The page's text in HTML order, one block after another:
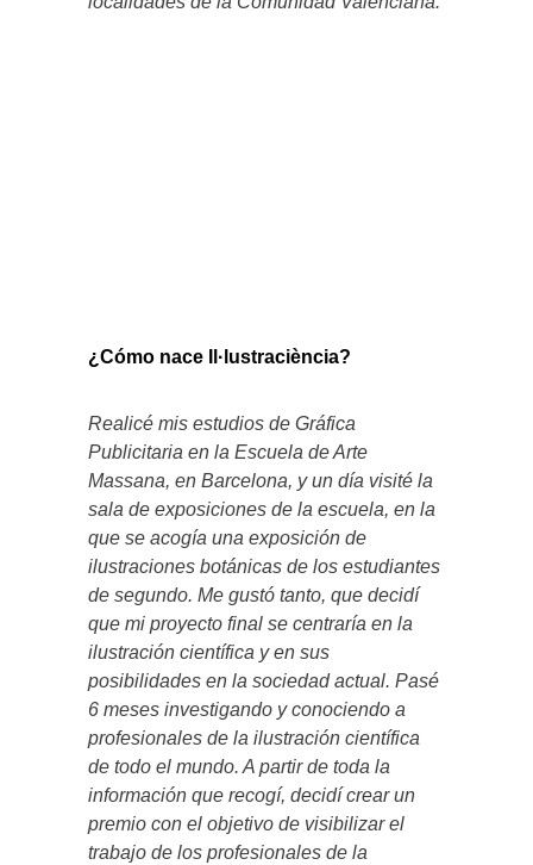
¿Cómo nace Il·lustraciència?
Realicé mis estudios de Gráfica
Publicitaria en la Escuela de Arte
Massana, en Barcelona, y un día visité la
sala de exposiciones de la escuela, en la
que se acogía una exposición de
ilustraciones botánicas de los estudiantes
de segundo. Me gustó tanto, que decidí
que mi proyecto final se centraría en la
ilustración científica y en sus
posibilidades en la sociedad actual. Pasé
6 meses investigando y conociendo a
profesionales de la ilustración científica
de todo el mundo. A partir de toda la
información que recogí, decidí crear un
premio con el objetivo de visibilizar el
trabajo de los profesionales de la